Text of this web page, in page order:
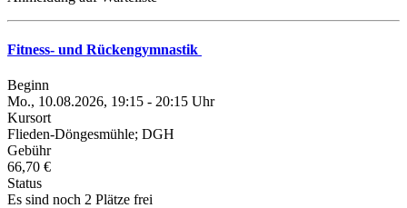
Fitness- und Rückengymnastik
Beginn
Mo., 10.08.2026, 19:15 - 20:15 Uhr
Kursort
Flieden-Döngesmühle; DGH
Gebühr
66,70 €
Status
Es sind noch 2 Plätze frei